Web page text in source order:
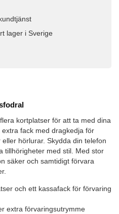
lager i Sverige
kortplatser för att ta med dina
fack med dragkedja för
hörlurar. Skydda din telefon
tillhörigheter med stil. Med stor
säker och samtidigt förvara
och ett kassafack för förvaring
extra förvaringsutrymme